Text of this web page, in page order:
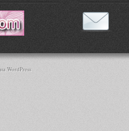
WordPress